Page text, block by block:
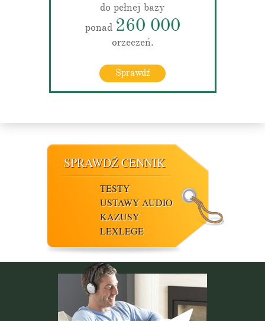
do pełnej bazy
ponad 260 000
orzeczeń.
Sprawdź
SPRAWDŹ CENNIK
TESTY
USTAWY AUDIO
KAZUSY
LEXLEGE